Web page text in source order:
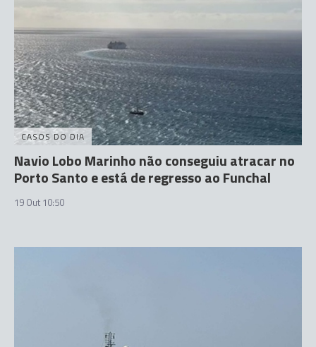
CASOS DO DIA
Navio Lobo Marinho não conseguiu atracar no
Porto Santo e está de regresso ao Funchal
19 Out 10:50